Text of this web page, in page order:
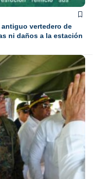
vertedero de
ni daños a la estación